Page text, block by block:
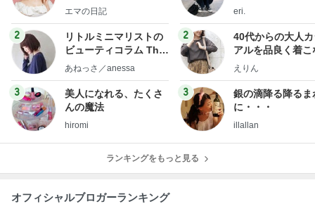
社売却セカンドライ
エマの日記
2
リトルミニマリストの
ビューティコラム The
little minimalist's bea
あねっさ／anessa
3
美人になれる、たくさ
んの魔法
hiromi
eri.
2
40代からの大人
アルを品良く着こ
ファッションブロ
えりん
3
銀の滴降る降るま
に・・・
illallan
ランキングをもっと見る
オフィシャルブロガーランキング